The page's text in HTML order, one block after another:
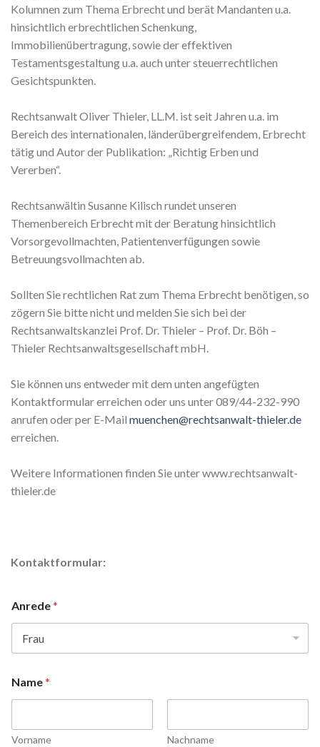
Kolumnen zum Thema Erbrecht und berät Mandanten u.a.
hinsichtlich erbrechtlichen Schenkung,
Immobilienübertragung, sowie der effektiven
Testamentsgestaltung u.a. auch unter steuerrechtlichen
Gesichtspunkten.
Rechtsanwalt Oliver Thieler, LL.M. ist seit Jahren u.a. im
Bereich des internationalen, länderübergreifendem, Erbrecht
tätig und Autor der Publikation: „Richtig Erben und
Vererben“.
Rechtsanwältin Susanne Kilisch rundet unseren
Themenbereich Erbrecht mit der Beratung hinsichtlich
Vorsorgevollmachten, Patientenverfügungen sowie
Betreuungsvollmachten ab.
Sollten Sie rechtlichen Rat zum Thema Erbrecht benötigen, so
zögern Sie bitte nicht und melden Sie sich bei der
Rechtsanwaltskanzlei Prof. Dr. Thieler – Prof. Dr. Böh –
Thieler Rechtsanwaltsgesellschaft mbH.
Sie können uns entweder mit dem unten angefügten
Kontaktformular erreichen oder uns unter 089/44-232-990
anrufen oder per E-Mail muenchen@rechtsanwalt-thieler.de
erreichen.
Weitere Informationen finden Sie unter www.rechtsanwalt-
thieler.de
Kontaktformular:
Anrede*
Name*
Vorname Nachname